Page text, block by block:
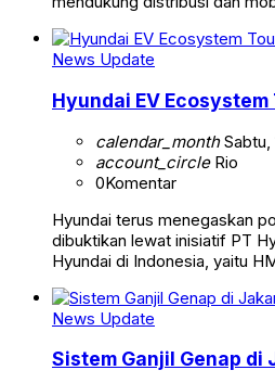
News Update
Hyundai EV
calendar_monthSabtu,
account_circleRio
0Komentar
Hyundai terus menegaskan
dibuktikan lewat inisiatif PT
Hyundai di Indonesia, yaitu
News Update
Sistem Ganjil Genap